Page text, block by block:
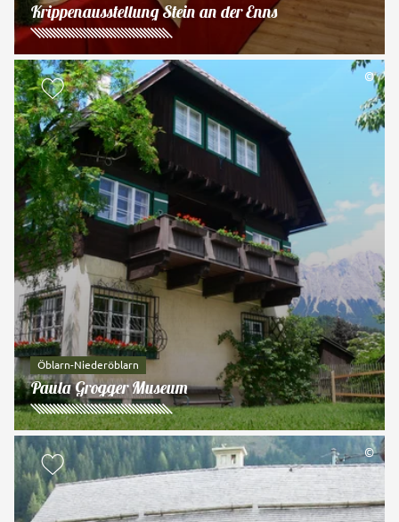
Krippenausstellung Stein an der Enns
©
zur Merkliste hinzufügen
Öblarn-Niederöblarn
Paula Grogger Museum
©
zur Merkliste hinzufügen